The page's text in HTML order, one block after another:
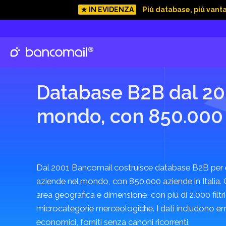
★ IN EVIDENZA Più database, più
Database B2B dal
mondo, con
Dal 2001 Bancomail costruisce database B2B
aziende nel mondo, con 850.000 aziende in Italia.
area geografica e dimensione, con più di 2.000
microcategorie merceologiche. I dati includono
economici, forniti senza canoni ricorrenti.